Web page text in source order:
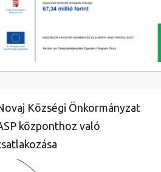
Községi Önkormányzat
központhoz való